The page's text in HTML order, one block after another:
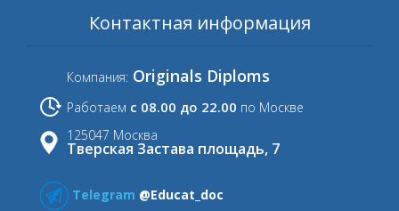
Контактная информация
Компания: Originals Diploms
Работаем с 08.00 до 22.00 по Москве
125047 Москва
Тверская Застава площадь, 7
Telegram @Educat_doc